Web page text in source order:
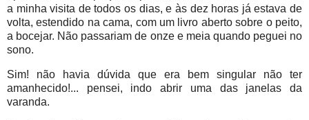
a minha visita de todos os dias, e às dez horas já estava de
volta, estendido na cama, com um livro aberto sobre o peito,
a bocejar. Não passariam de onze e meia quando peguei no
sono.
Sim! não havia dúvida que era bem singular não ter
amanhecido!... pensei, indo abrir uma das janelas da
varanda.